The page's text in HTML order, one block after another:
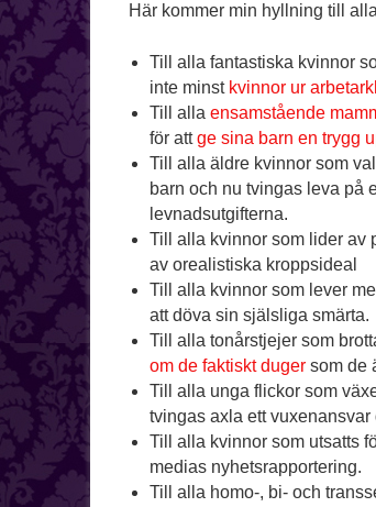
Här kommer min hyllning till
Till alla fantastiska kvinnor
inte minst kvinnor ur
Till allaensamstående
för attge sina barn en trygg
Till alla äldre kvinnor som
barn och nu tvingas leva på
levnadsutgifterna.
Till alla kvinnor som lider av
av orealistiska kroppsideal
Till alla kvinnor som lever
att döva sin själsliga smärta.
Till alla tonårstjejer som
om de faktiskt duger som de
Till alla unga flickor som
tvingas axla ett vuxenansvar
Till alla kvinnor som utsatts
medias nyhetsrapportering.
Till alla homo-, bi- och